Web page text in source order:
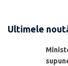
Ultimele